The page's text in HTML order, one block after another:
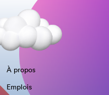
À propos
Emplois